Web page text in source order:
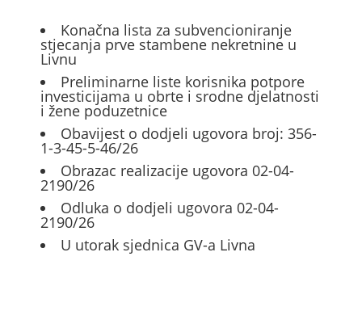
Konačna lista za subvencioniranje
stjecanja prve stambene nekretnine u
Livnu
Preliminarne liste korisnika potpore
investicijama u obrte i srodne djelatnosti
i žene poduzetnice
Obavijest o dodjeli ugovora broj: 356-
1-3-45-5-46/26
Obrazac realizacije ugovora 02-04-
2190/26
Odluka o dodjeli ugovora 02-04-
2190/26
U utorak sjednica GV-a Livna